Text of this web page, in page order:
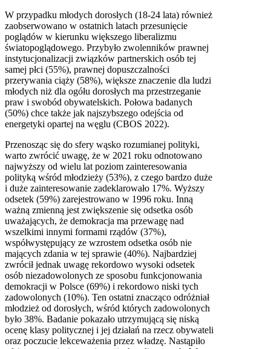
W przypadku młodych dorosłych (18-24 lata) również
zaobserwowano w ostatnich latach przesunięcie
poglądów w kierunku większego liberalizmu
światopoglądowego. Przybyło zwolenników prawnej
instytucjonalizacji związków partnerskich osób tej
samej płci (55%), prawnej dopuszczalności
przerywania ciąży (58%), większe znaczenie dla ludzi
młodych niż dla ogółu dorosłych ma przestrzeganie
praw i swobód obywatelskich. Połowa badanych
(50%) chce także jak najszybszego odejścia od
energetyki opartej na węglu (CBOS 2022).
Przenosząc się do sfery wąsko rozumianej polityki,
warto zwrócić uwagę, że w 2021 roku odnotowano
najwyższy od wielu lat poziom zainteresowania
polityką wśród młodzieży (53%), z czego bardzo duże
i duże zainteresowanie zadeklarowało 17%. Wyższy
odsetek (59%) zarejestrowano w 1996 roku. Inną
ważną zmienną jest zwiększenie się odsetka osób
uważających, że demokracja ma przewagę nad
wszelkimi innymi formami rządów (37%),
współwystępujący ze wzrostem odsetka osób nie
mających zdania w tej sprawie (40%). Najbardziej
zwrócił jednak uwagę rekordowo wysoki odsetek
osób niezadowolonych ze sposobu funkcjonowania
demokracji w Polsce (69%) i rekordowo niski tych
zadowolonych (10%). Ten ostatni znacząco odróżniał
młodzież od dorosłych, wśród których zadowolonych
było 38%. Badanie pokazało utrzymującą się niską
ocenę klasy politycznej i jej działań na rzecz obywateli
oraz poczucie lekceważenia przez władzę. Nastąpiło